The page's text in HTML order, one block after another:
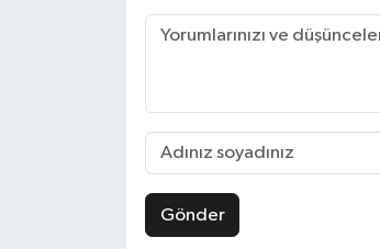
Gönder